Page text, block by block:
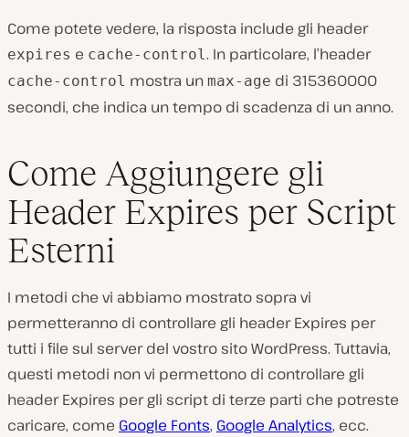
Come potete vedere, la risposta include gli header
expires e cache-control . In particolare, l’header
cache-control mostra un max-age di 315360000
secondi, che indica un tempo di scadenza di un anno.
Come Aggiungere gli
Header Expires per Script
Esterni
I metodi che vi abbiamo mostrato sopra vi
permetteranno di controllare gli header Expires per
tutti i file sul server del vostro sito WordPress. Tuttavia,
questi metodi non vi permettono di controllare gli
header Expires per gli script di terze parti che potreste
caricare, come Google Fonts, Google Analytics, ecc.